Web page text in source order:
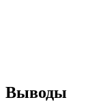
Выводы